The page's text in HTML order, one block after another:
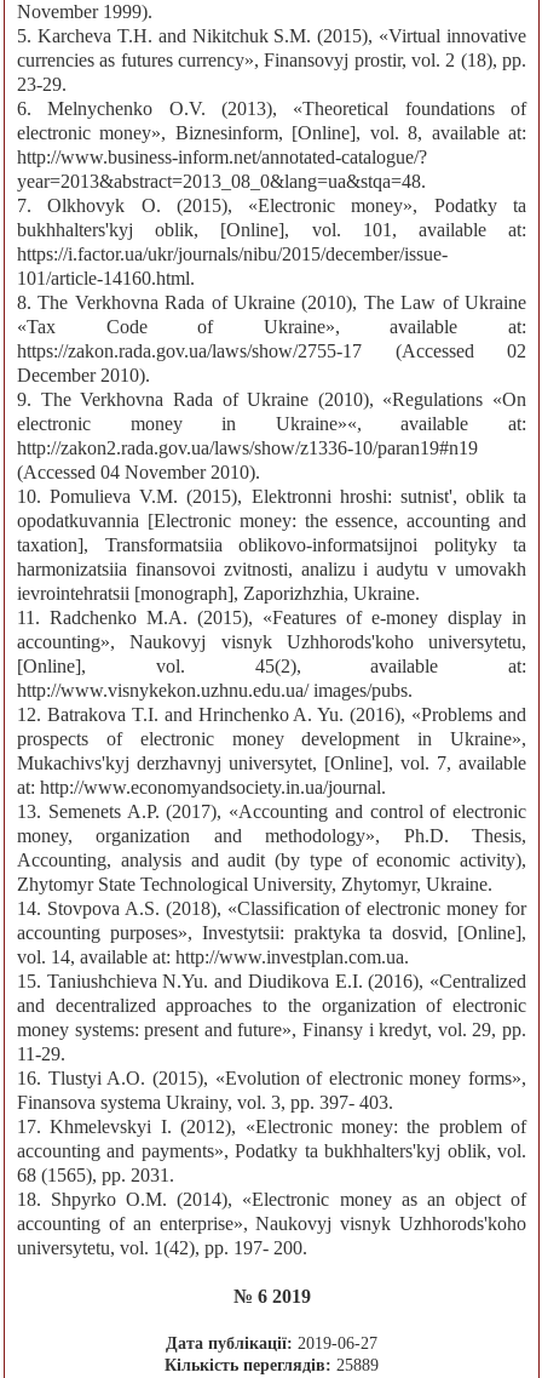
November 1999).
5. Karcheva T.H. and Nikitchuk S.M. (2015), «Virtual innovative
currencies as futures currency», Finansovyj prostir, vol. 2 (18), pp.
23-29.
6. Melnychenko O.V. (2013), «Theoretical foundations of
electronic money», Biznesinform, [Online], vol. 8, available at:
http://www.business-inform.net/annotated-catalogue/?
year=2013&abstract=2013_08_0&lang=ua&stqa=48.
7. Olkhovyk O. (2015), «Electronic money», Podatky ta
bukhhalters'kyj oblik, [Online], vol. 101, available at:
https://i.factor.ua/ukr/journals/nibu/2015/december/issue-
101/article-14160.html.
8. The Verkhovna Rada of Ukraine (2010), The Law of Ukraine
«Tax Code of Ukraine», available at:
https://zakon.rada.gov.ua/laws/show/2755-17 (Accessed 02
December 2010).
9. The Verkhovna Rada of Ukraine (2010), «Regulations «On
electronic money in Ukraine»«, available at:
http://zakon2.rada.gov.ua/laws/show/z1336-10/paran19#n19
(Accessed 04 November 2010).
10. Pomulieva V.M. (2015), Elektronni hroshi: sutnist', oblik ta
opodatkuvannia [Electronic money: the essence, accounting and
taxation], Transformatsiia oblikovo-informatsijnoi polityky ta
harmonizatsiia finansovoi zvitnosti, analizu i audytu v umovakh
ievrointehratsii [monograph], Zaporizhzhia, Ukraine.
11. Radchenko M.A. (2015), «Features of e-money display in
accounting», Naukovyj visnyk Uzhhorods'koho universytetu,
[Online], vol. 45(2), available at:
http://www.visnykekon.uzhnu.edu.ua/ images/pubs.
12. Batrakova T.I. and Hrinchenko A. Yu. (2016), «Problems and
prospects of electronic money development in Ukraine»,
Mukachivs'kyj derzhavnyj universytet, [Online], vol. 7, available
at: http://www.economyandsociety.in.ua/journal.
13. Semenets A.P. (2017), «Accounting and control of electronic
money, organization and methodology», Ph.D. Thesis,
Accounting, analysis and audit (by type of economic activity),
Zhytomyr State Technological University, Zhytomyr, Ukraine.
14. Stovpova A.S. (2018), «Classification of electronic money for
accounting purposes», Investytsii: praktyka ta dosvid, [Online],
vol. 14, available at: http://www.investplan.com.ua.
15. Taniushchieva N.Yu. and Diudikova E.I. (2016), «Centralized
and decentralized approaches to the organization of electronic
money systems: present and future», Finansy i kredyt, vol. 29, pp.
11-29.
16. Tlustyi A.O. (2015), «Evolution of electronic money forms»,
Finansova systema Ukrainy, vol. 3, pp. 397- 403.
17. Khmelevskyi I. (2012), «Electronic money: the problem of
accounting and payments», Podatky ta bukhhalters'kyj oblik, vol.
68 (1565), pp. 2031.
18. Shpyrko O.M. (2014), «Electronic money as an object of
accounting of an enterprise», Naukovyj visnyk Uzhhorods'koho
universytetu, vol. 1(42), pp. 197- 200.
№ 6 2019
Дата публікації: 2019-06-27
Кількість переглядів: 25889